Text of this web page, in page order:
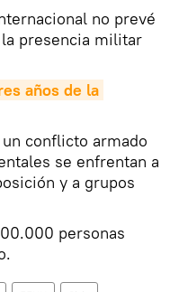
no prevé
presencia militar
años de la
conflicto armado
se enfrentan a
y a grupos
personas